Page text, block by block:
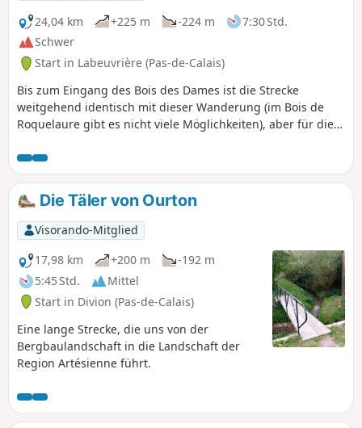
24,04 km
+225 m -224 m
7:30 Std.
Schwer
Start in Labeuvrière (Pas-de-Calais)
Bis zum Eingang des Bois des Dames ist die Strecke
weitgehend identisch mit dieser Wanderung (im Bois de
Roquelaure gibt es nicht viele Möglichkeiten), aber für die
genommen. Das Ende der Strecke führt hinter Emmaüs
vorbei, bevor man die Chartreuse des Dames erreicht und
den Bois des Sablières erreicht.Es ist lang, kurvenreich, fast
ohne Asphalt und mit einem beachtlichen
Höhenunterschied. Bei nasser Witterung sehr schwierig.Die
Verwendung derApp Visorando wird dringend empfohlen.
Die Täler von Ourton
Visorando-Mitglied
17,98 km
+200 m
-192 m
5:45 Std.
Mittel
Start in Divion (Pas-de-Calais)
Eine lange Strecke, die uns von der
Bergbaulandschaft in die Landschaft der
Region Artésienne führt.